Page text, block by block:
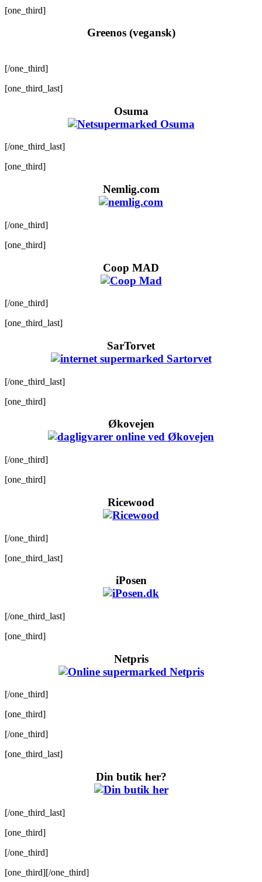
[one_third]
Greenos (vegansk)
[/one_third]
[one_third_last]
Osuma
[/one_third_last]
[one_third]
Nemlig.com
[/one_third]
[one_third]
Coop MAD
[/one_third]
[one_third_last]
SarTorvet
[/one_third_last]
[one_third]
Økovejen
[/one_third]
[one_third]
Ricewood
[/one_third]
[one_third_last]
iPosen
[/one_third_last]
[one_third]
Netpris
[/one_third]
[one_third]
[/one_third]
[one_third_last]
Din butik her?
[/one_third_last]
[one_third]
[/one_third]
[one_third][/one_third]